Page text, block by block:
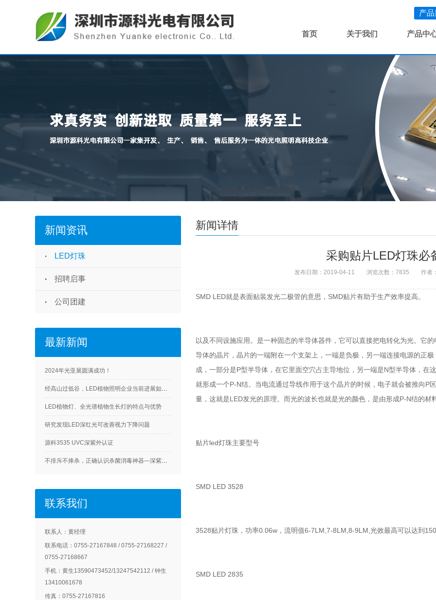
产
首页 关于我们 产品中
新闻资讯
LED灯珠
招聘启事
公司团建
最新新闻
2024年光亚展圆满成功！
经高山过低谷，LED植物照明企业当前进展如何？
LED植物灯、全光谱植物生长灯的特点与优势
研究发现LED深红光可改善视力下降问题
源科3535 UVC深紫外认证
不排斥不捧杀，正确认识杀菌消毒神器—深紫外LED
联系我们
联系人：黄经理
联系电话：0755-27167848 / 0755-27168227 /
0755-27168667
手机：黄生13590473452/13247542112 / 钟生
13410061678
传真：0755-27167816
新闻详情
采购贴片LED灯珠必
发布日期：2019-04-11 浏览次数：7835 作者：
SMD LED就是表面贴装发光二极管的意思，SMD贴片有助于生产效率提高。
以及不同设施应用。是一种固态的半导体器件，它可以直接把电转化为光。它
导体的晶片，晶片的一端附在一个支架上，一端是负极，另一端连接电源的正
成，一部分是P型半导体，在它里面空穴占主导地位，另一端是N型半导体，在
就形成一个P-N结。当电流通过导线作用于这个晶片的时候，电子就会被推向P
量，这就是LED发光的原理。而光的波长也就是光的颜色，是由形成P-N结的材
贴片led灯珠主要型号
SMD LED 3528
3528贴片灯珠，功率0.06w，流明值6-7LM,7-8LM,8-9LM,光效最高可以达到
SMD LED 2835